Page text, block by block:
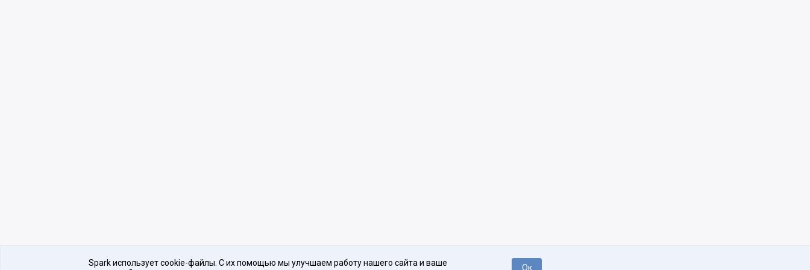
Ок
Spark использует cookie-файлы. С их помощью мы улучшаем работу нашего сайта и ваше